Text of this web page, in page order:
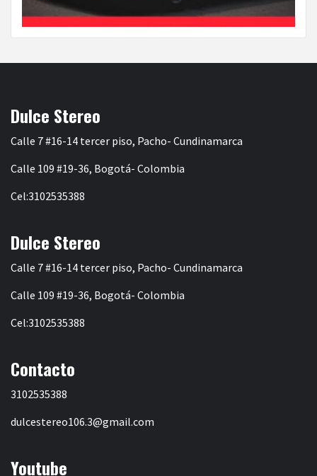
Dulce Stereo
Calle 7 #16-14 tercer piso, Pacho- Cundinamarca
Calle 109 #19-36, Bogotá- Colombia
Cel:3102535388
Dulce Stereo
Calle 7 #16-14 tercer piso, Pacho- Cundinamarca
Calle 109 #19-36, Bogotá- Colombia
Cel:3102535388
Contacto
3102535388
dulcestereo106.3@gmail.com
Youtube